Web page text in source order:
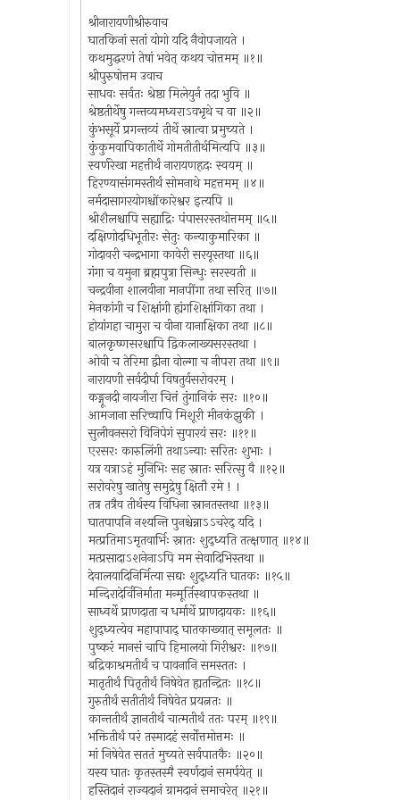
श्रीनारायणीश्रीरुवाच
घातकिनां सतां योगो यदि नैवोपजायते ।
कथमुद्धरणं तेषां भवेत् कथय चोत्तमम् ॥१॥
श्रीपुरुषोत्तम उवाच
साधवः सर्वतः श्रेष्ठा मिलेयुर्न तदा भुवि ॥
श्रेष्ठतीर्थेषु गन्तव्यमध्वराऽवभृथे च वा ॥२॥
कुंभसूर्ये प्रगन्तव्यं तीर्थे स्नात्वा प्रमुच्यते ।
कुंकुमवापिकातीर्थे गोमतीतीर्थमित्यपि ॥३॥
स्वर्णरेखा महत्तीर्थं नारायणहृदः स्वयम् ॥
हिरण्यासंगमस्तीर्थं सोमनाथे महत्तमम् ॥४॥
नर्मदासागरयोगश्चोंकारेश्वर इत्यपि ॥
श्रीशैलश्चापि सह्याद्रिः पंपासरस्तथोत्तमम् ॥५॥
दक्षिणोदधिभूतीरः सेतुः कन्याकुमारिका ॥
गोदावरी चन्द्रभागा कावेरी सरयूस्तथा ॥६॥
गंगा च यमुना ब्रह्मपुत्रा सिन्धुः सरस्वती ॥
चन्द्रवीना शालवीना मानपींगा तथा सरित् ॥७॥
मेनकांगी च शिक्षांगी ह्यंगशिक्षांगिका तथा ।
होयांगहा चामुरा च वीना यानाक्षिका तथा ॥८॥
बालकृष्णसरश्चापि द्विकलाख्यसरस्तथा ।
ओवी च तेरिमा द्वीना वोल्गा च नीपरा तथा ॥९॥
नारायणी सर्वदीर्घा विषतुर्यसरोवरम् ।
कङ्गूनदी नायजीरा चित्तं तुंगानिकं सरः ॥१०॥
आमजाना सरिच्चापि मिशूरी मीनकंझुकी ।
सुलीवनसरो विनिपेगं सुपारयं सरः ॥११॥
एरसरः कारुलिंगी तथाऽन्याः सरितः शुभाः ।
यत्र यत्राऽहं मुनिभिः सह स्नातः सरित्सु वै ॥१२॥
सरोवरेषु खातेषु समुद्रेषु क्षितौ रमे ! ।
तत्र तत्रैव तीर्थस्य विधिना स्नानतस्तथा ॥१३॥
घातपापनि नश्यन्ति पुनश्चेन्नाऽऽचरेद् यदि ।
मत्प्रतिमाऽमृतवार्भिः स्नातः शुद्ध्यति तत्क्षणात् ॥१४॥
मत्प्रसादाऽशनेनाऽपि मम सेवादिभिस्तथा ॥
देवालयादिनिर्मित्या सद्यः शुद्ध्यति घातकः ॥१५॥
मन्दिरादेर्विनिर्माता मन्मूर्तिस्थापकस्तथा ॥
साध्वर्थे प्राणदाता च धर्मार्थे प्राणदायकः ॥१६॥
शुद्ध्यत्येव महापापाद् घातकाख्यात् समूलतः ॥
पुष्करं मानसं चापि हिमालयो गिरीश्वरः ॥१७॥
बद्रिकाश्रमतीर्थं च पावनानि समस्ततः ।
मातृतीर्थं पितृतीर्थं निषेवेत ह्यतन्द्रितः ॥१८॥
गुरुतीर्थं सतीतीर्थं निषेवेत प्रयत्नतः ॥
कान्ततीर्थं ज्ञानतीर्थं चात्मतीर्थं ततः परम् ॥१९॥
भक्तितीर्थं परं तस्मादहं सर्वोत्तमोत्तमः ॥
मां निषेवेत सततं मुच्यते सर्वपातकैः ॥२०॥
यस्य घातः कृतस्तस्मै स्वर्णदानं समर्पयेत् ॥
हस्तिदानं राज्यदानं ग्रामदानं समाचरेत् ॥२१॥